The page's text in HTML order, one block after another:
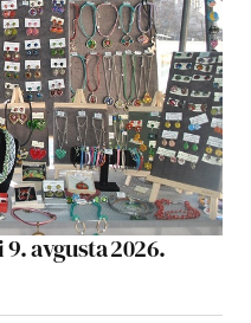
avgusta 2026.